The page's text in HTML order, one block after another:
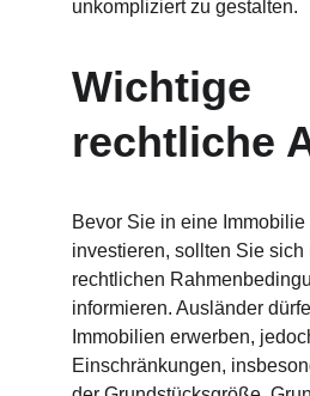
unkompliziert zu gestalten.
Wichtige
rechtliche
Bevor Sie in eine
investieren, sollten Sie sich
rechtlichen
informieren. Ausländer
Immobilien erwerben,
Einschränkungen,